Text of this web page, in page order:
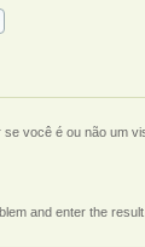
você é ou não um
and enter the